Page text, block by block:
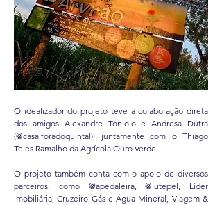
O idealizador do projeto teve a colaboração direta
dos amigos Alexandre Toniolo e Andresa Dutra
(@casalforadoquintal), juntamente com o Thiago
Teles Ramalho da Agrícola Ouro Verde.
O projeto também conta com o apoio de diversos
parceiros, como @apedaleira, @lutepel, Líder
Imobiliária, Cruzeiro Gás e Água Mineral, Viagem &